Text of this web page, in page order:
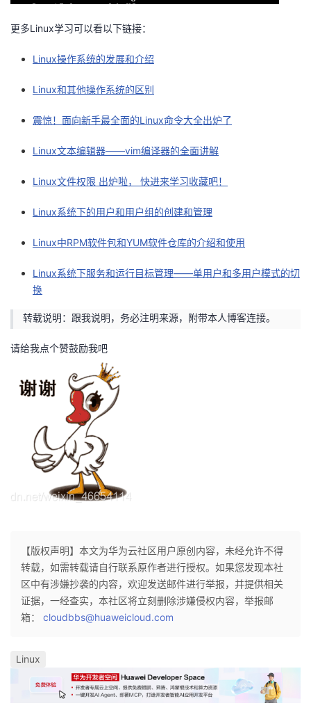
更多Linux学习可以看以下链接：
Linux操作系统的发展和介绍
Linux和其他操作系统的区别
震惊！面向新手最全面的Linux命令大全出炉了
Linux文本编辑器——vim编译器的全面讲解
Linux文件权限 出炉啦， 快进来学习收藏吧！
Linux系统下的用户和用户组的创建和管理
Linux中RPM软件包和YUM软件仓库的介绍和使用
Linux系统下服务和运行目标管理——单用户和多用户模式的切
换
转载说明：跟我说明，务必注明来源，附带本人博客连接。
请给我点个赞鼓励我吧
【版权声明】本文为华为云社区用户原创内容，未经允许不得
转载，如需转载请自行联系原作者进行授权。如果您发现本社
区中有涉嫌抄袭的内容，欢迎发送邮件进行举报，并提供相关
证据，一经查实，本社区将立刻删除涉嫌侵权内容，举报邮
箱： cloudbbs@huaweicloud.com
Linux